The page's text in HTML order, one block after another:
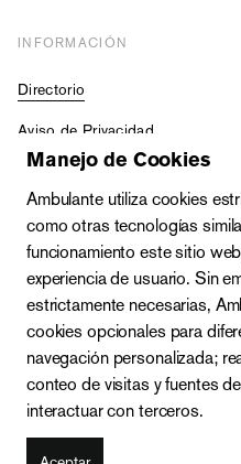
INFORMACIÓN
Directorio
Aviso de Privacidad
Contraloría Social
Zacatecas 142-A, Roma
Manejo de Cookies
Ambulante utiliza cookies
como otras tecnologías
funcionamiento este sitio
experiencia de usuario. Sin
estrictamente necesarias,
cookies opcionales para
navegación personalizada;
conteo de visitas y fuentes
interactuar con terceros.